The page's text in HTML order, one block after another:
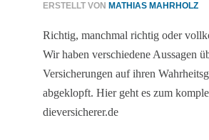
ERSTELLT VON MATHIAS MAHRHOLZ
Richtig, manchmal richtig oder
Wir haben verschiedene Aussagen
Versicherungen auf ihren
abgeklopft. Hier geht es zum
dieversicherer.de